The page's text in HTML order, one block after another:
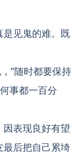
见鬼的难。既
“随时都要保持
事都一百分
表现良好有望
后把自己累埼